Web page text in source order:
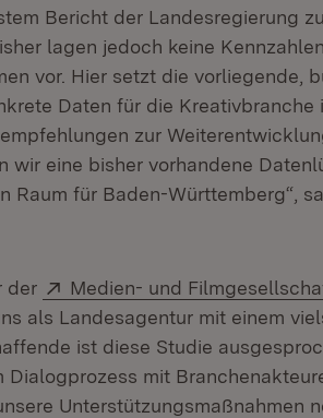
Bericht der Landesregierung
lagen jedoch keine
vor. Hier setzt die vorliegende,
Daten für die Kreativbranche
zur
wir eine bisher vorhandene
Raum für Baden-Württemberg“,
der Extern:
Medien- und
Fenster)
als Landesagentur mit einem
ist diese Studie
mit
Unterstützungsmaßnahmen